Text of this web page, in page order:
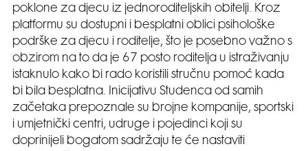
poklone za djecu iz jednoroditeljskih obitelji. Kroz
platformu su dostupni i besplatni oblici psihološke
podrške za djecu i roditelje, što je posebno važno s
obzirom na to da je 67 posto roditelja u istraživanju
istaknulo kako bi rado koristili stručnu pomoć kada
bi bila besplatna. Inicijativu Studenca od samih
začetaka prepoznale su brojne kompanije, sportski
i umjetnički centri, udruge i pojedinci koji su
doprinijeli bogatom sadržaju te će nastaviti